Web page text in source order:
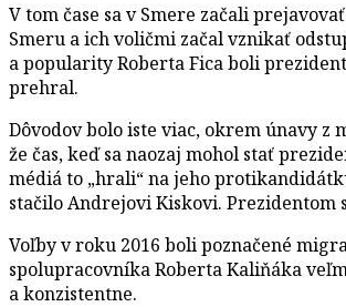
V tom čase sa v Smere začali
Smeru a ich voličmi začal vznikať
a popularity Roberta Fica boli
prehral.
Dôvodov bolo iste viac, okrem únavy
že čas, keď sa naozaj mohol stať
médiá to „hrali“ na jeho
stačilo Andrejovi Kiskovi. Prezidentom
Voľby v roku 2016 boli poznačené
spolupracovníka Roberta Kaliňáka
a konzistentne.